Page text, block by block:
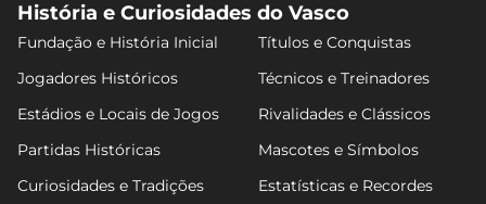
História e Curiosidades do Vasco
Fundação e História Inicial
Títulos e Conquistas
Jogadores Históricos
Técnicos e Treinadores
Estádios e Locais de Jogos
Rivalidades e Clássicos
Partidas Históricas
Mascotes e Símbolos
Curiosidades e Tradições
Estatísticas e Recordes